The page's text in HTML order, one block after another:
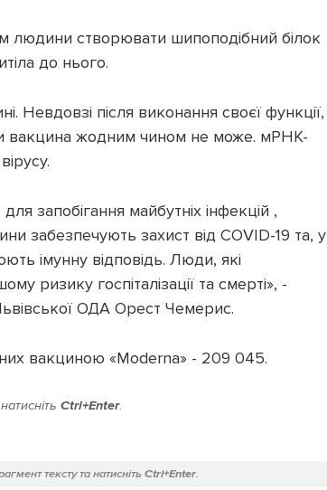
людини створювати шипоподібний білок
до нього.
Невдовзі після виконання своєї функції,
вакцина жодним чином не може. мРНК-
запобігання майбутніх інфекцій ,
забезпечують захист від COVID-19 та, у
імунну відповідь. Люди, які
ризику госпіталізації та смерті», -
ОДА Орест Чемерис.
вакциною «Moderna» - 209 045.
Ctrl+Enter.
тексту та натисніть Ctrl+Enter.